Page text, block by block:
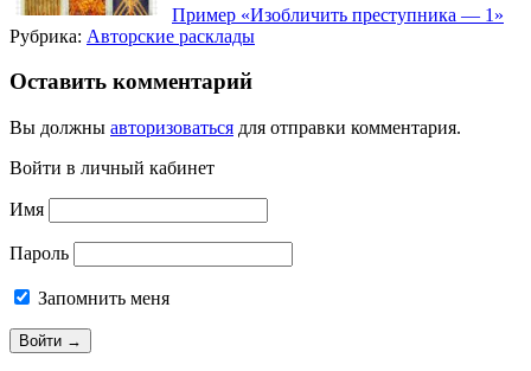
Пример «Изобличить преступника — 1»
Рубрика: Авторские расклады
Оставить комментарий
Вы должны авторизоваться для отправки комментария.
Войти в личный кабинет
Имя
Пароль
Запомнить меня